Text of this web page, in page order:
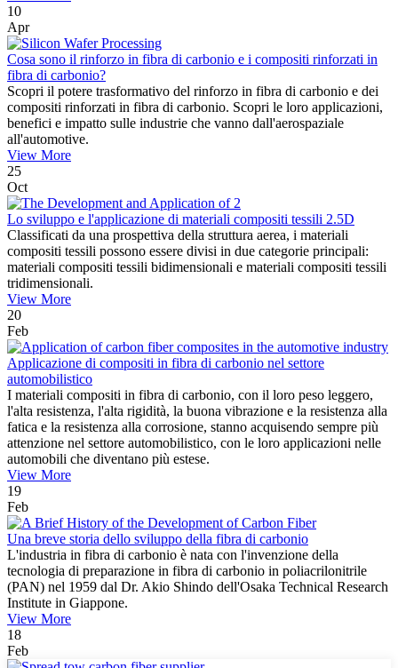
10
Apr
Cosa sono il rinforzo in fibra di carbonio e i compositi rinforzati in
fibra di carbonio?
Scopri il potere trasformativo del rinforzo in fibra di carbonio e dei
compositi rinforzati in fibra di carbonio. Scopri le loro applicazioni,
benefici e impatto sulle industrie che vanno dall'aerospaziale
all'automotive.
View More
25
Oct
Lo sviluppo e l'applicazione di materiali compositi tessili 2.5D
Classificati da una prospettiva della struttura aerea, i materiali
compositi tessili possono essere divisi in due categorie principali:
materiali compositi tessili bidimensionali e materiali compositi tessili
tridimensionali.
View More
20
Feb
Applicazione di compositi in fibra di carbonio nel settore
automobilistico
I materiali compositi in fibra di carbonio, con il loro peso leggero,
l'alta resistenza, l'alta rigidità, la buona vibrazione e la resistenza alla
fatica e la resistenza alla corrosione, stanno acquisendo sempre più
attenzione nel settore automobilistico, con le loro applicazioni nelle
automobili che diventano più estese.
View More
19
Feb
Una breve storia dello sviluppo della fibra di carbonio
L'industria in fibra di carbonio è nata con l'invenzione della
tecnologia di preparazione in fibra di carbonio in poliacrilonitrile
(PAN) nel 1959 dal Dr. Akio Shindo dell'Osaka Technical Research
Institute in Giappone.
View More
18
Feb